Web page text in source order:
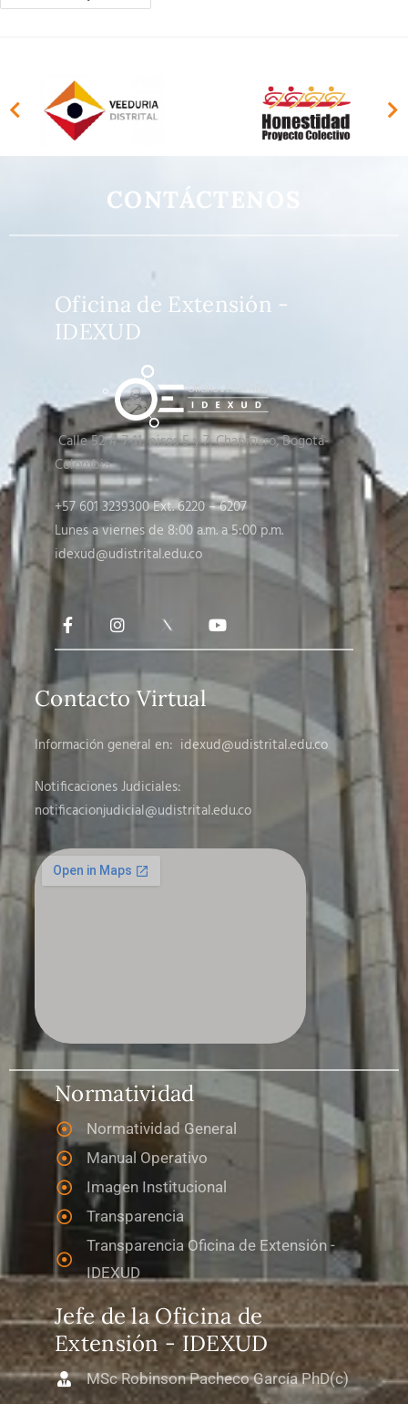
CONTÁCTENOS
Oficina de Extensión -
IDEXUD
Calle 52 # 7-11, pisos 5 y 7, Chapinero, Bogotá-
Colombia
+57 601 3239300 Ext. 6220 – 6207
Lunes a viernes de 8:00 a.m. a 5:00 p.m.
idexud@udistrital.edu.co
Contacto Virtual
Información general en: idexud@udistrital.edu.co
Notificaciones Judiciales:
notificacionjudicial@udistrital.edu.co
Normatividad
Normatividad General
Manual Operativo
Imagen Institucional
Transparencia
Transparencia Oficina de Extensión -
IDEXUD
Jefe de la Oficina de
Extensión - IDEXUD
MSc Robinson Pacheco García PhD(c)